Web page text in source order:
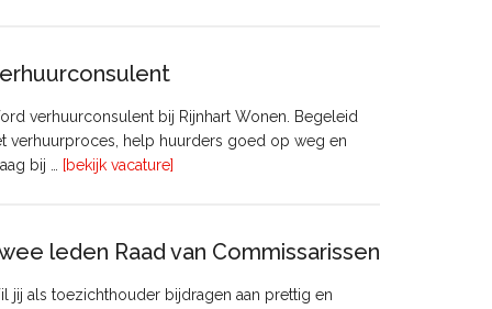
Onderhoud
Pyloon
Vastgoedmanagement
verhuurconsulent bij Rijnhart Wonen. Begeleid
verhuurproces, help huurders goed op weg en
bij …
[bekijk vacature]
leden Raad van Commissarissen
jij als toezichthouder bijdragen aan prettig en